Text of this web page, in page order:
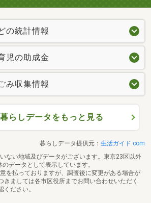
の統計情報
児の助成金
み収集情報
らしデータをもっと見る
暮らしデータ提供元： 生活ガイド.com
ない地域及びデータがございます。東京23区以外
データとして表示しています。
を払っておりますが、調査後に変更がある場合が
きましては各市区役所までお問い合わせいただく
ください。